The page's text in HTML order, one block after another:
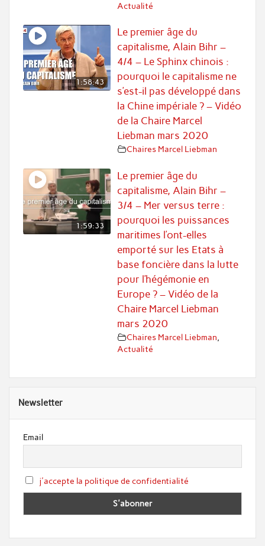
Actualité
1:58:43
Le premier âge du
capitalisme, Alain Bihr –
4/4 – Le Sphinx chinois :
pourquoi le capitalisme ne
s’est-il pas développé dans
la Chine impériale ? – Vidéo
de la Chaire Marcel
Liebman mars 2020
Chaires Marcel Liebman
1:59:33
Le premier âge du
capitalisme, Alain Bihr –
3/4 – Mer versus terre :
pourquoi les puissances
maritimes l’ont-elles
emporté sur les Etats à
base foncière dans la lutte
pour l’hégémonie en
Europe ? – Vidéo de la
Chaire Marcel Liebman
mars 2020
Chaires Marcel Liebman
Actualité
Newsletter
Email
j'accepte la politique de confidentialité